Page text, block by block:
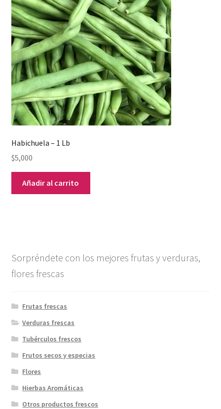
Habichuela – 1 Lb
$5,000
Añadir al carrito
Sorpréndete con los mejores frutas y verduras,
flores frescas
Frutas frescas
Verduras frescas
Tubérculos frescos
Frutos secos y especias
Flores
Hierbas Aromáticas
Otros productos frescos